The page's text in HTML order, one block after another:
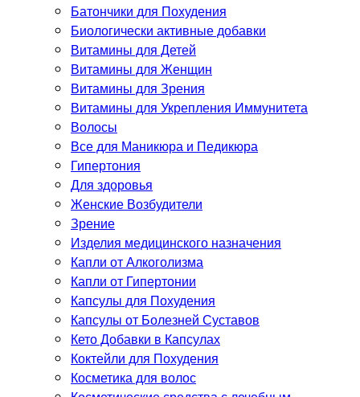
Батончики для Похудения
Биологически активные добавки
Витамины для Детей
Витамины для Женщин
Витамины для Зрения
Витамины для Укрепления Иммунитета
Волосы
Все для Маникюра и Педикюра
Гипертония
Для здоровья
Женские Возбудители
Зрение
Изделия медицинского назначения
Капли от Алкоголизма
Капли от Гипертонии
Капсулы для Похудения
Капсулы от Болезней Суставов
Кето Добавки в Капсулах
Коктейли для Похудения
Косметика для волос